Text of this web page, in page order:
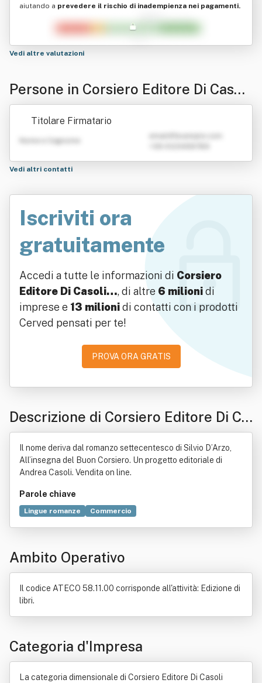
aiutando a prevedere il rischio di inadempienza nei pagamenti.
Vedi altre valutazioni
Persone in Corsiero Editore Di Casoli
Andrea Impresa Culturale E Creativa
Titolare Firmatario
Nome e Cognome
Vedi altri contatti
Iscriviti ora
gratuitamente
Accedi a tutte le informazioni di Corsiero
Editore Di Casoli…, di altre 6 milionidi
imprese e 13 milionidi contatti con i prodotti
Cerved pensati per te!
PROVA ORA GRATIS
Descrizione di Corsiero Editore Di Ca
soli Andrea Impresa Culturale E Crea
tiva
Il nome deriva dal romanzo settecentesco di Silvio D’Arzo,
All’insegna del Buon Corsiero. Un progetto editoriale di
Andrea Casoli. Vendita on line.
Parole chiave
Lingue romanze Commercio
Ambito Operativo
Il codice ATECO 58.11.00 corrisponde all'attività: Edizione di
libri.
Categoria d'Impresa
La categoria dimensionale di Corsiero Editore Di Casoli